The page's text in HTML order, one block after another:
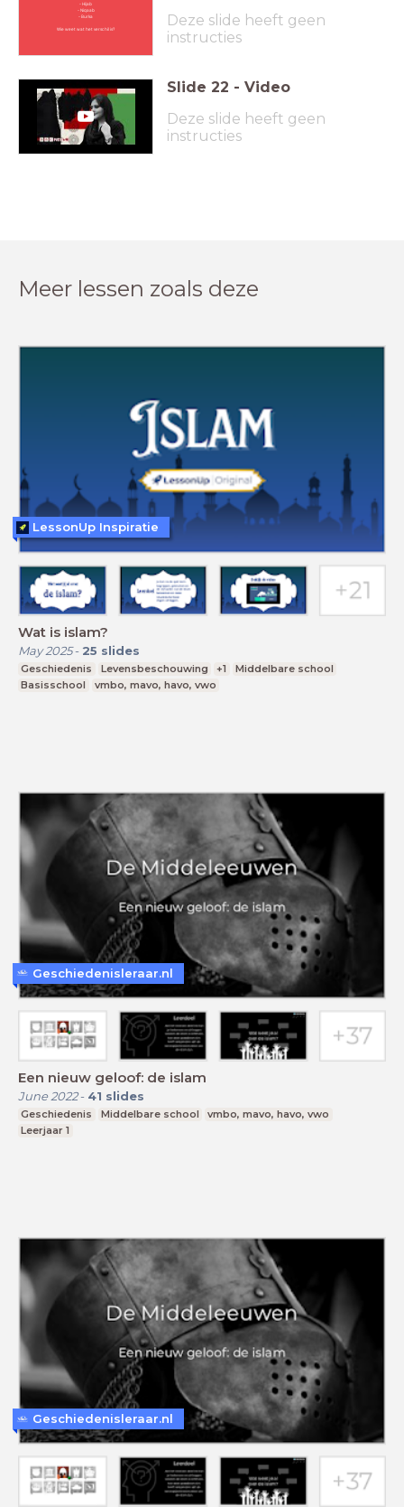
- Hijab
- Niqaab
- Burka
Wie weet wat het verschil is?
Deze slide heeft geen
instructies
Slide 22 - Video
Deze slide heeft geen
instructies
Meer lessen zoals deze
Wat is islam?
May 2025- 25 slides
Geschiedenis Levensbeschouwing +1
Middelbare school
Basisschool
vmbo, mavo, havo, vwo
LessonUp Inspiratie
Een nieuw geloof: de islam
June 2022- 41 slides
Geschiedenis Middelbare school
vmbo, mavo, havo, vwo
Leerjaar 1
Geschiedenisleraar.nl
Geschiedenisleraar.nl